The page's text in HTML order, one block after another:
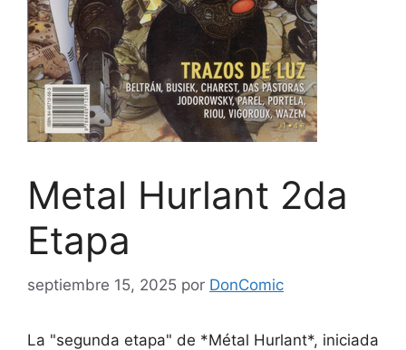
Metal Hurlant 2da
Etapa
septiembre 15, 2025 por DonComic
La "segunda etapa" de *Métal Hurlant*, iniciada